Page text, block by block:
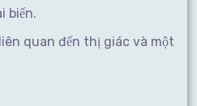
biến.
quan đến thị giác và một